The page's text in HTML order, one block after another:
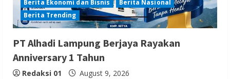
Berita Ekonomi dan Bisnis
Berita Nasional
Berita Trending
PT Alhadi Lampung Berjaya Rayakan
Anniversary 1 Tahun
Redaksi 01 August 9, 2026